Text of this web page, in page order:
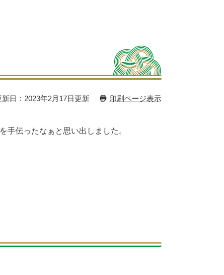
新日：2023年2月17日更新 印刷ページ表示
伝ったなぁと思い出しました。